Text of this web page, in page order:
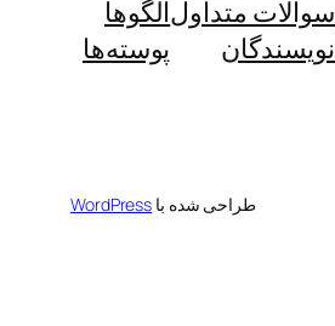
سوالات متداول
نویسندگان
الگوها
پوسته‌ها
طراحی شده با WordPress